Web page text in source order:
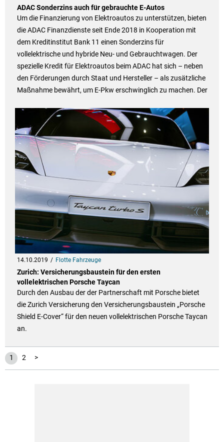
ADAC Sonderzins auch für gebrauchte E-Autos
Um die Finanzierung von Elektroautos zu unterstützen, bieten
die ADAC Finanzdienste seit Ende 2018 in Kooperation mit
dem Kreditinstitut Bank 11 einen Sonderzins für
vollelektrische und hybride Neu- und Gebrauchtwagen. Der
spezielle Kredit für Elektroautos beim ADAC hat sich – neben
den Förderungen durch Staat und Hersteller – als zusätzliche
Maßnahme bewährt, um E-Pkw erschwinglich zu machen. Der
14.10.2019 Flotte Fahrzeuge
Zurich: Versicherungsbaustein für den ersten
vollelektrischen Porsche Taycan
Durch den Ausbau der der Partnerschaft mit Porsche bietet
die Zurich Versicherung den Versicherungsbaustein „Porsche
Shield E-Cover“ für den neuen vollelektrischen Porsche Taycan
an.
1 2 >